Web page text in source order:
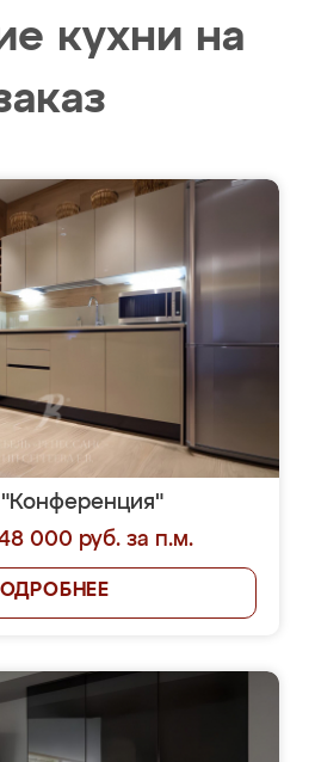
кухни на
"Конференция"
000 руб. за п.м.